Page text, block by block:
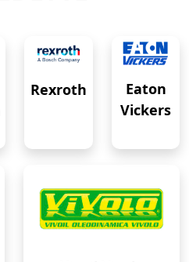
Rexroth
Eaton
Vickers